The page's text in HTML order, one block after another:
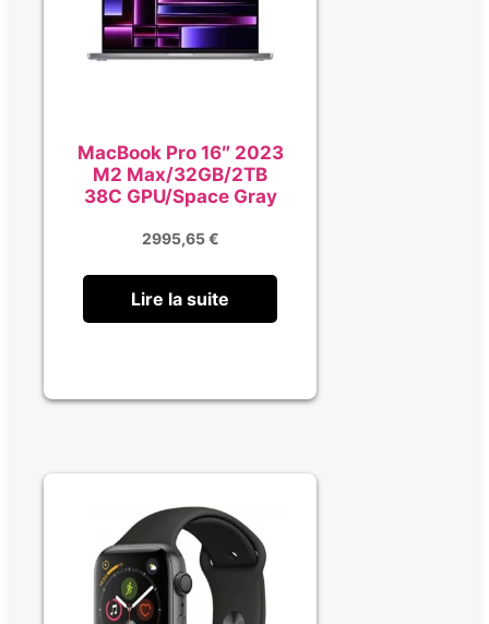
MacBook Pro 16″ 2023
M2 Max/32GB/2TB
38C GPU/Space Gray
2995,65€
Lire la suite